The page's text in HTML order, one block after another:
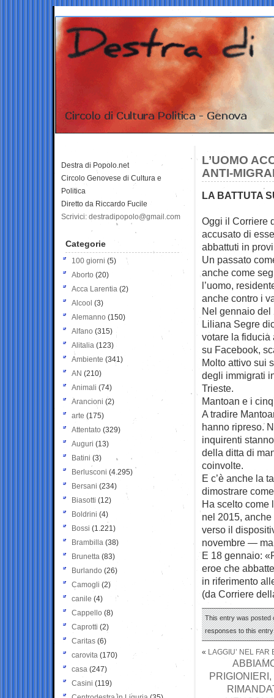
L’UOMO
ANTI-
LA BATTUTA
Oggi il Corriere
accusato di
abbattuti in
Un passato
anche come
l’uomo,
anche contro i
Nel gennaio del
Liliana Segre
votare la fiducia
su Facebook,
Molto attivo sui
degli immigrati
Trieste.
Mantoan e i
A tradire
hanno ripreso.
inquirenti
della ditta di
coinvolte.
E c’è anche la
dimostrare
Ha scelto come
nel 2015,
verso il
novembre — ma
E 18 gennaio:
eroe che
in riferimento
(da Corriere
This entry was posted
responses to this
« LAGGIU’ NEL FAR
Destra di Popolo.net
Circolo Genovese di Cultura e
Politica
Diretto da Riccardo Fucile
Scrivici: destradipopolo@gmail.com
Categorie
100 giorni (5)
Aborto (20)
Acca Larentia (2)
Alcool (3)
Alemanno (150)
Alfano (315)
Alitalia (123)
Ambiente (341)
AN (210)
Animali (74)
Arancioni (2)
arte (175)
Attentato (329)
Auguri (13)
Batini (3)
Berlusconi (4.295)
Bersani (234)
Biasotti (12)
Boldrini (4)
Bossi (1.221)
Brambilla (38)
Brunetta (83)
Burlando (26)
Camogli (2)
canile (4)
Cappello (8)
Caprotti (2)
Caritas (6)
carovita (170)
casa (247)
Casini (119)